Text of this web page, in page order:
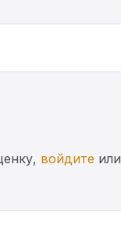
войдите или